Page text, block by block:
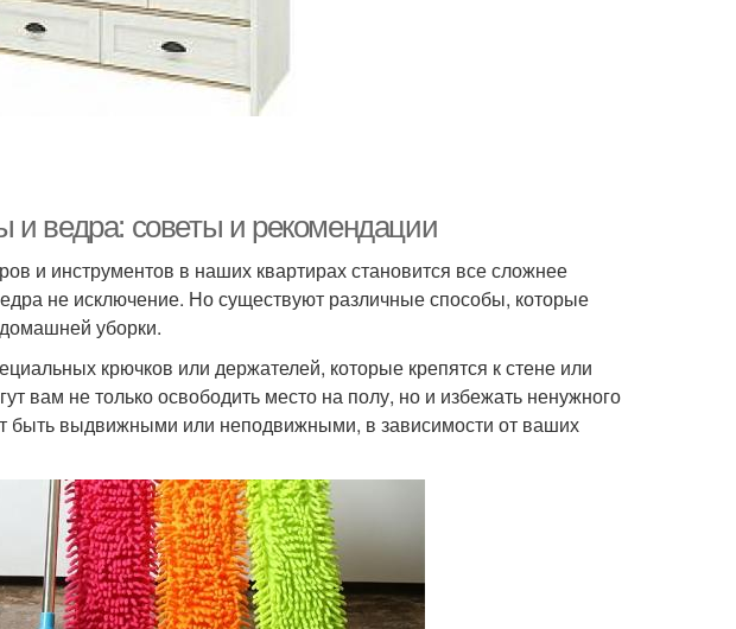
ведра: советы и рекомендации
и инструментов в наших квартирах становится все сложнее
не исключение. Но существуют различные способы, которые
уборки.
крючков или держателей, которые крепятся к стене или
вам не только освободить место на полу, но и избежать ненужного
быть выдвижными или неподвижными, в зависимости от ваших